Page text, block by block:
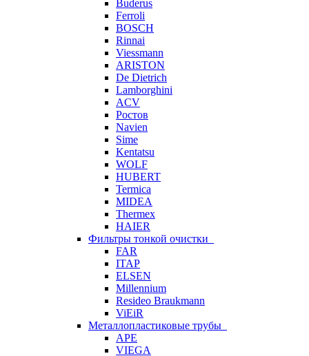
Buderus
Ferroli
BOSCH
Rinnai
Viessmann
ARISTON
De Dietrich
Lamborghini
ACV
Ростов
Navien
Sime
Kentatsu
WOLF
HUBERT
Termica
MIDEA
Thermex
HAIER
Фильтры тонкой очистки
FAR
ITAP
ELSEN
Millennium
Resideo Braukmann
ViEiR
Металлопластиковые трубы
APE
VIEGA